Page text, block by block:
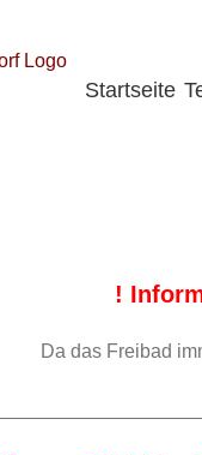
Startseite
!
Da das Freibad